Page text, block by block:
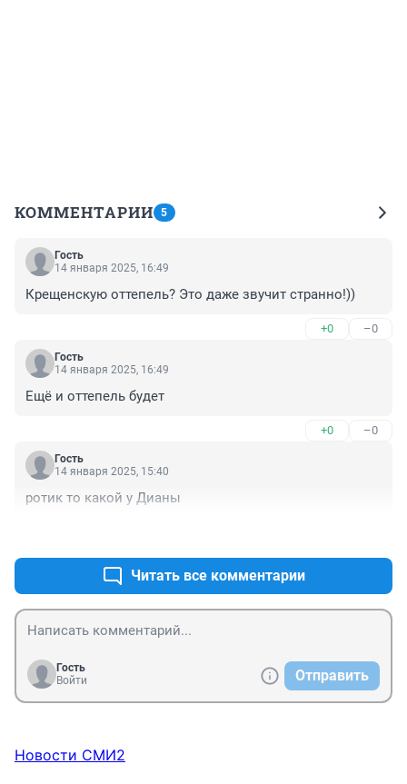
КОММЕНТАРИИ 5
Гость
14 января 2025, 16:49
Крещенскую оттепель? Это даже звучит странно!))
+0 –0
Гость
14 января 2025, 16:49
Ещё и оттепель будет
+0 –0
Гость
14 января 2025, 15:40
ротик то какой у Дианы
Читать все комментарии
Гость
Войти
Отправить
Новости СМИ2